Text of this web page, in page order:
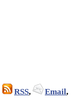
RSS, Email,